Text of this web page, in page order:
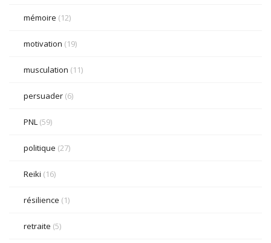
mémoire (12)
motivation (19)
musculation (11)
persuader (6)
PNL (59)
politique (27)
Reiki (16)
résilience (1)
retraite (5)